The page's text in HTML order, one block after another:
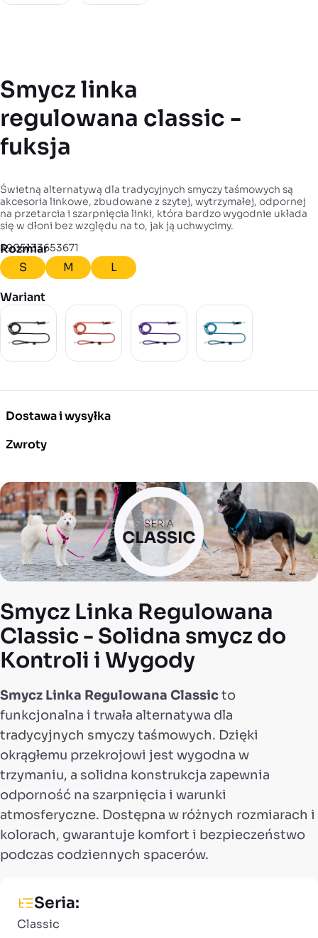
Smycz linka
regulowana classic -
fuksja
Świetną alternatywą dla tradycyjnych smyczy taśmowych są
akcesoria linkowe, zbudowane z szytej, wytrzymałej, odpornej
na przetarcia i szarpnięcia linki, która bardzo wygodnie układa
się w dłoni bez względu na to, jak ją uchwycimy.
EAN
5905133653671
Rozmiar
S
M
L
Wariant
Dostawa i wysyłka
Zwroty
Smycz Linka Regulowana
Classic - Solidna smycz do
Kontroli i Wygody
Smycz Linka Regulowana Classicto
funkcjonalna i trwała alternatywa dla
tradycyjnych smyczy taśmowych. Dzięki
okrągłemu przekrojowi jest wygodna w
trzymaniu, a solidna konstrukcja zapewnia
odporność na szarpnięcia i warunki
atmosferyczne. Dostępna w różnych rozmiarach i
kolorach, gwarantuje komfort i bezpieczeństwo
podczas codziennych spacerów.
Seria:
Classic